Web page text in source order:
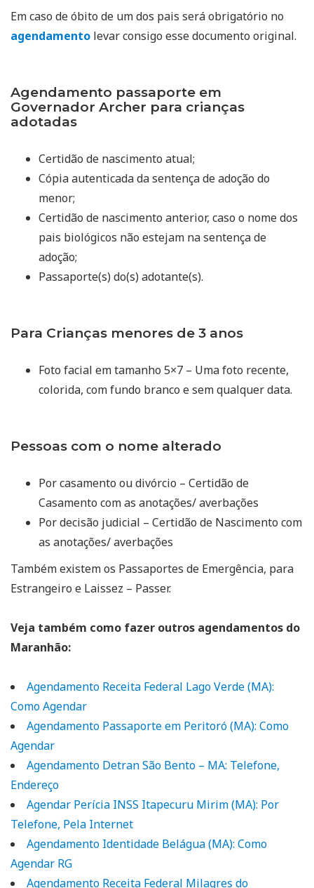
Em caso de óbito de um dos pais será obrigatório no
agendamento levar consigo esse documento original.
Agendamento passaporte em
Governador Archer para crianças
adotadas
Certidão de nascimento atual;
Cópia autenticada da sentença de adoção do
menor;
Certidão de nascimento anterior, caso o nome dos
pais biológicos não estejam na sentença de
adoção;
Passaporte(s) do(s) adotante(s).
Para Crianças menores de 3 anos
Foto facial em tamanho 5×7 – Uma foto recente,
colorida, com fundo branco e sem qualquer data.
Pessoas com o nome alterado
Por casamento ou divórcio – Certidão de
Casamento com as anotações/ averbações
Por decisão judicial – Certidão de Nascimento com
as anotações/ averbações
Também existem os Passaportes de Emergência, para
Estrangeiro e Laissez – Passer.
Veja também como fazer outros agendamentos do
Maranhão:
Agendamento Receita Federal Lago Verde (MA):
Como Agendar
Agendamento Passaporte em Peritoró (MA): Como
Agendar
Agendamento Detran São Bento – MA: Telefone,
Endereço
Agendar Perícia INSS Itapecuru Mirim (MA): Por
Telefone, Pela Internet
Agendamento Identidade Belágua (MA): Como
Agendar RG
Agendamento Receita Federal Milagres do